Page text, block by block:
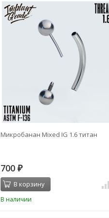
Микробанан Mixed IG 1.6 титан
700 ₽
В корзину
В наличии